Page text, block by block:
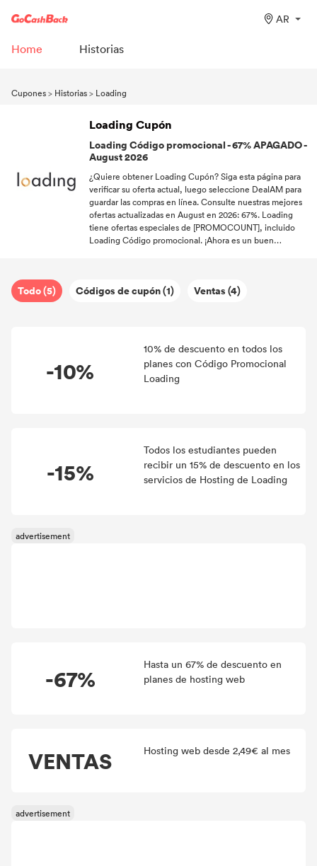
AR
Home Historias
Cupones> Historias> Loading
Loading Cupón
Loading Código promocional - 67% APAGADO -
August 2026
¿Quiere obtener Loading Cupón? Siga esta página para
verificar su oferta actual, luego seleccione DealAM para
guardar las compras en línea. Consulte nuestras mejores
ofertas actualizadas en August en 2026: 67%. Loading
tiene ofertas especiales de [PROMOCOUNT], incluido
Loading Código promocional. ¡Ahora es un buen
Todo (5) Códigos de cupón (1) Ventas (4)
-10%
10% de descuento en todos los
planes con Código Promocional
Loading
-15%
Todos los estudiantes pueden
recibir un 15% de descuento en los
servicios de Hosting de Loading
-67%
Hasta un 67% de descuento en
planes de hosting web
VENTAS Hosting web desde 2,49€ al mes